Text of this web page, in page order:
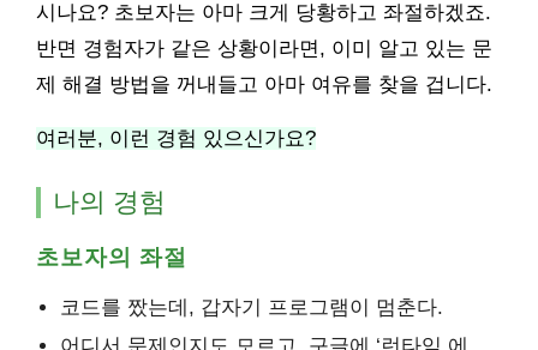
시나요? 초보자는 아마 크게 당황하고 좌절하겠죠.
반면 경험자가 같은 상황이라면, 이미 알고 있는 문
제 해결 방법을 꺼내들고 아마 여유를 찾을 겁니다.
여러분, 이런 경험 있으신가요?
나의 경험
초보자의 좌절
코드를 짰는데, 갑자기 프로그램이 멈춘다.